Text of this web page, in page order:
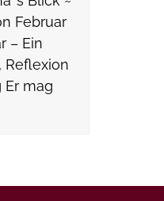
Februar
– Ein
Reflexion
Er mag